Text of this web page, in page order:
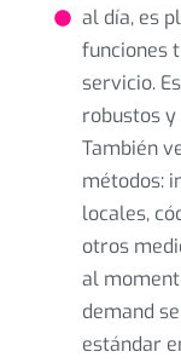
al día, es
funciones
servicio.
robustos y
También
métodos:
locales,
otros
al
demand
estándar